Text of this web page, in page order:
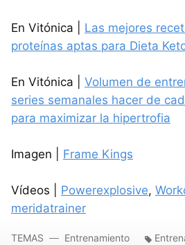
En Vitónica | Las mejores
proteínas aptas para Dieta
En Vitónica | Volumen de
series semanales hacer de
para maximizar la hipertrofia
Imagen | Frame Kings
Vídeos | Powerexplosive,
meridatrainer
TEMAS Entrenamiento